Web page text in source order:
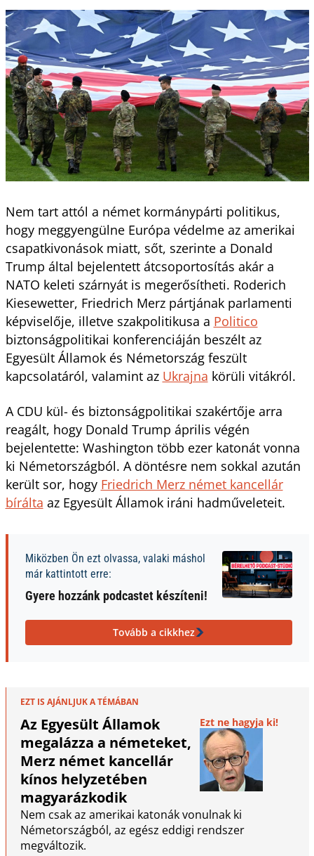
Nem tart attól a német kormánypárti politikus,
hogy meggyengülne Európa védelme az amerikai
csapatkivonások miatt, sőt, szerinte a Donald
Trump által bejelentett átcsoportosítás akár a
NATO keleti szárnyát is megerősítheti. Roderich
Kiesewetter, Friedrich Merz pártjának parlamenti
képviselője, illetve szakpolitikusa a Politico
biztonságpolitikai konferenciáján beszélt az
Egyesült Államok és Németország feszült
kapcsolatáról, valamint az Ukrajna körüli vitákról.
A CDU kül- és biztonságpolitikai szakértője arra
reagált, hogy Donald Trump április végén
bejelentette: Washington több ezer katonát vonna
ki Németországból. A döntésre nem sokkal azután
került sor, hogy Friedrich Merz német kancellár
bírálta az Egyesült Államok iráni hadműveleteit.
Miközben Ön ezt olvassa, valaki máshol
már kattintott erre:
Gyere hozzánk podcastet készíteni!
Tovább a cikkhez
EZT IS AJÁNLJUK A TÉMÁBAN
Az Egyesült Államok
megalázza a németeket,
Merz német kancellár
kínos helyzetében
magyarázkodik
Ezt ne hagyja ki!
Nem csak az amerikai katonák vonulnak ki
Németországból, az egész eddigi rendszer
megváltozik.